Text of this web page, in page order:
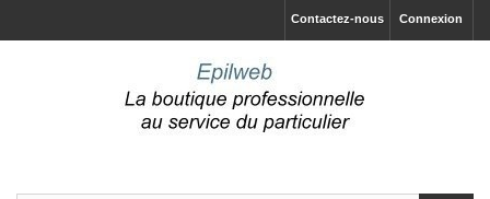
Connexion
Contactez-nous